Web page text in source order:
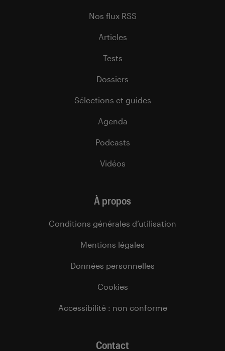
Nos flux RSS
Articles
Tests
Dossiers
Sélections et guides
Agenda
Podcasts
Vidéos
À propos
Conditions générales d’utilisation
Mentions légales
Données personnelles
Cookies
Accessibilité : non conforme
Contact